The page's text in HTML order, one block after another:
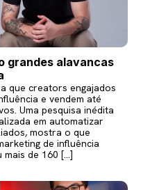
grandes alavancas
que creators engajados
e vendem até
Uma pesquisa inédita
em automatizar
mostra o que
de influência
de 160 […]